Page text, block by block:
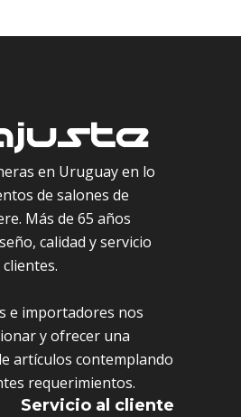
en Uruguay en lo
de salones de
Más de 65 años
calidad y servicio
e importadores nos
y ofrecer una
artículos contemplando
requerimientos.
Servicio al cliente